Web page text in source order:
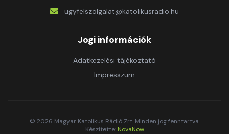
ugyfelszolgalat@katolikusradio.hu
Jogi információk
Adatkezelési tájékoztató
Impresszum
© 2026 Magyar Katolikus Rádió Zrt. Minden jog fenntartva.
Készítette: NovaNow